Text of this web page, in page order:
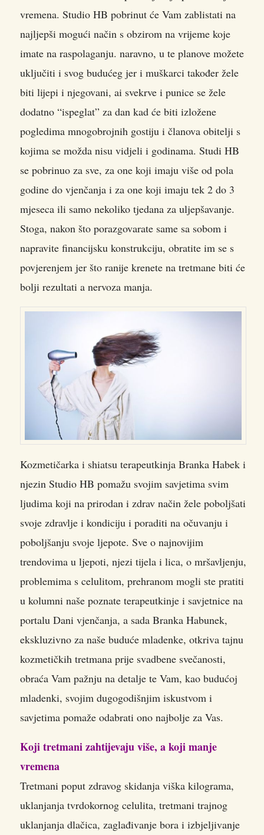
vremena. Studio HB pobrinut će Vam zablistati na
najljepši mogući način s obzirom na vrijeme koje
imate na raspolaganju. naravno, u te planove možete
uključiti i svog budućeg jer i muškarci također žele
biti lijepi i njegovani, ai svekrve i punice se žele
dodatno “ispeglat” za dan kad će biti izložene
pogledima mnogobrojnih gostiju i članova obitelji s
kojima se možda nisu vidjeli i godinama. Studi HB
se pobrinuo za sve, za one koji imaju više od pola
godine do vjenčanja i za one koji imaju tek 2 do 3
mjeseca ili samo nekoliko tjedana za uljepšavanje.
Stoga, nakon što porazgovarate same sa sobom i
napravite financijsku konstrukciju, obratite im se s
povjerenjem jer što ranije krenete na tretmane biti će
bolji rezultati a nervoza manja.
Kozmetičarka i shiatsu terapeutkinja Branka Habek i
njezin Studio HB pomažu svojim savjetima svim
ljudima koji na prirodan i zdrav način žele poboljšati
svoje zdravlje i kondiciju i poraditi na očuvanju i
poboljšanju svoje ljepote. Sve o najnovijim
trendovima u ljepoti, njezi tijela i lica, o mršavljenju,
problemima s celulitom, prehranom mogli ste pratiti
u kolumni naše poznate terapeutkinje i savjetnice na
portalu Dani vjenčanja, a sada Branka Habunek,
ekskluzivno za naše buduće mladenke, otkriva tajnu
kozmetičkih tretmana prije svadbene svečanosti,
obraća Vam pažnju na detalje te Vam, kao budućoj
mladenki, svojim dugogodišnjim iskustvom i
savjetima pomaže odabrati ono najbolje za Vas.
Koji tretmani zahtijevaju više, a koji manje
vremena
Tretmani poput zdravog skidanja viška kilograma,
uklanjanja tvrdokornog celulita, tretmani trajnog
uklanjanja dlačica, zaglađivanje bora i izbjeljivanje